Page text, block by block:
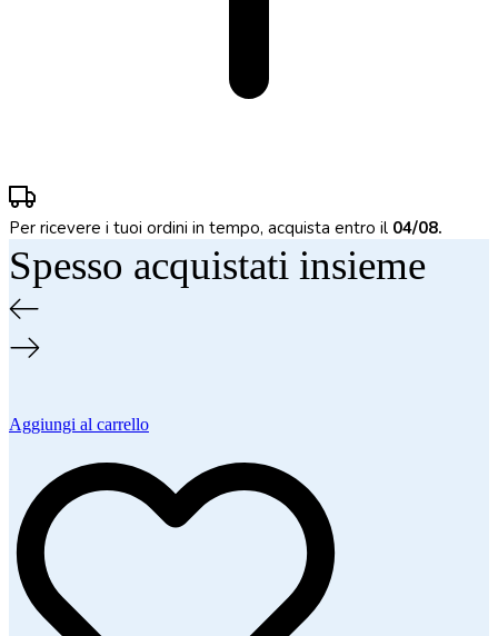
Per ricevere i tuoi ordini in tempo, acquista entro il 04/08.
Spesso acquistati insieme
Aggiungi al carrello